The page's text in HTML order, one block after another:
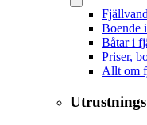
Boende
Båtar i
Priser,
Allt om